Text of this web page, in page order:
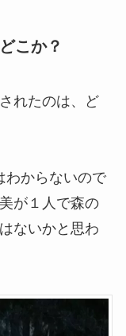
こか？
れたのは、ど
わからないので
が１人で森の
ないかと思わ